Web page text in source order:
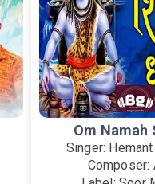
Om Namah
Singer: Hemant
Composer: